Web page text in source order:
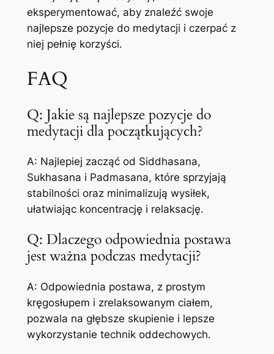
eksperymentować, aby znaleźć swoje
najlepsze pozycje do medytacji i czerpać z
niej pełnię korzyści.
FAQ
Q: Jakie są najlepsze pozycje do
medytacji dla początkujących?
A: Najlepiej zacząć od Siddhasana,
Sukhasana i Padmasana, które sprzyjają
stabilności oraz minimalizują wysiłek,
ułatwiając koncentrację i relaksację.
Q: Dlaczego odpowiednia postawa
jest ważna podczas medytacji?
A: Odpowiednia postawa, z prostym
kręgosłupem i zrelaksowanym ciałem,
pozwala na głębsze skupienie i lepsze
wykorzystanie technik oddechowych.